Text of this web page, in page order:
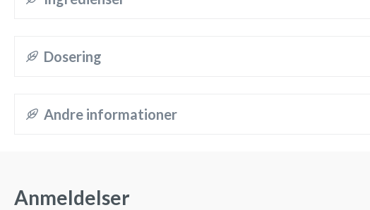
Dosering
Andre informationer
Anmeldelser